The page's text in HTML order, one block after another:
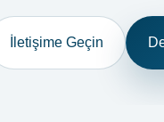
İletişime Geçin